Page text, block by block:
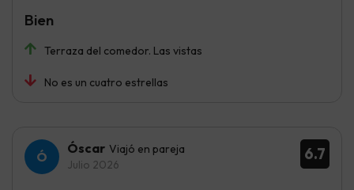
Terraza del comedor. Las vistas
No es un cuatro estrellas
Bien
6.7
Óscar Viajó en pareja
Julio 2026